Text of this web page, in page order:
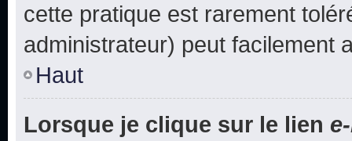
cette pratique est rarement
administrateur) peut facilement
Haut
Lorsque je clique sur le lien